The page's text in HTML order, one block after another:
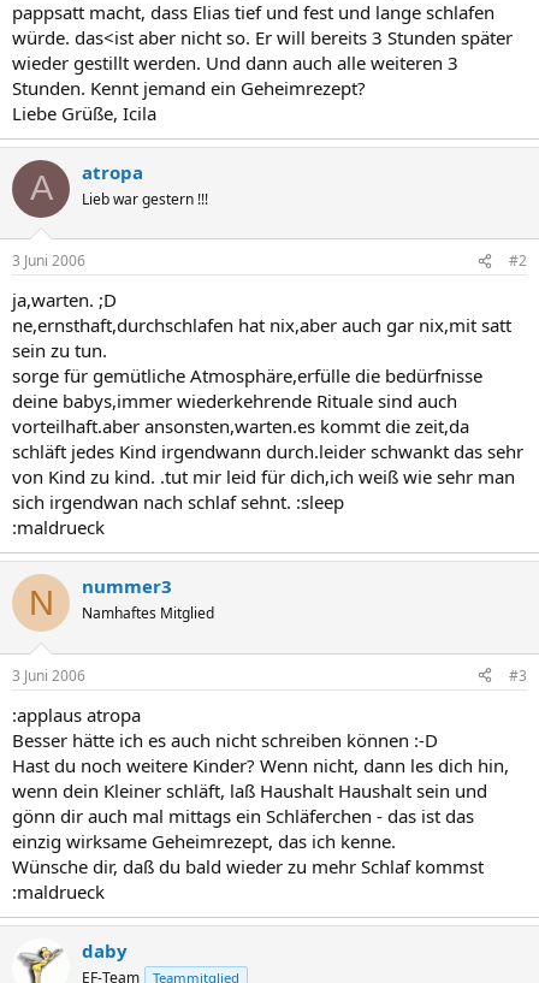
pappsatt macht, dass Elias tief und fest und lange schlafen
würde. das<ist aber nicht so. Er will bereits 3 Stunden später
wieder gestillt werden. Und dann auch alle weiteren 3
Stunden. Kennt jemand ein Geheimrezept?
Liebe Grüße, Icila
A atropa
Lieb war gestern !!!
3 Juni 2006 #2
ja,warten. ;D
ne,ernsthaft,durchschlafen hat nix,aber auch gar nix,mit satt
sein zu tun.
sorge für gemütliche Atmosphäre,erfülle die bedürfnisse
deine babys,immer wiederkehrende Rituale sind auch
vorteilhaft.aber ansonsten,warten.es kommt die zeit,da
schläft jedes Kind irgendwann durch.leider schwankt das sehr
von Kind zu kind. .tut mir leid für dich,ich weiß wie sehr man
sich irgendwan nach schlaf sehnt. :sleep
:maldrueck
N nummer3
Namhaftes Mitglied
3 Juni 2006 #3
:applaus atropa
Besser hätte ich es auch nicht schreiben können :-D
Hast du noch weitere Kinder? Wenn nicht, dann les dich hin,
wenn dein Kleiner schläft, laß Haushalt Haushalt sein und
gönn dir auch mal mittags ein Schläferchen - das ist das
einzig wirksame Geheimrezept, das ich kenne.
Wünsche dir, daß du bald wieder zu mehr Schlaf kommst
:maldrueck
daby
EF-Team Teammitglied